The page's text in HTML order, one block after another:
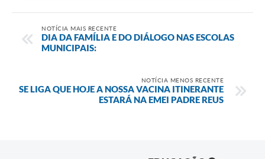
NOTÍCIA MAIS RECENTE
DIA DA FAMÍLIA E DO DIÁLOGO NAS ESCOLAS
MUNICIPAIS:
NOTÍCIA MENOS RECENTE
SE LIGA QUE HOJE A NOSSA VACINA ITINERANTE
ESTARÁ NA EMEI PADRE REUS